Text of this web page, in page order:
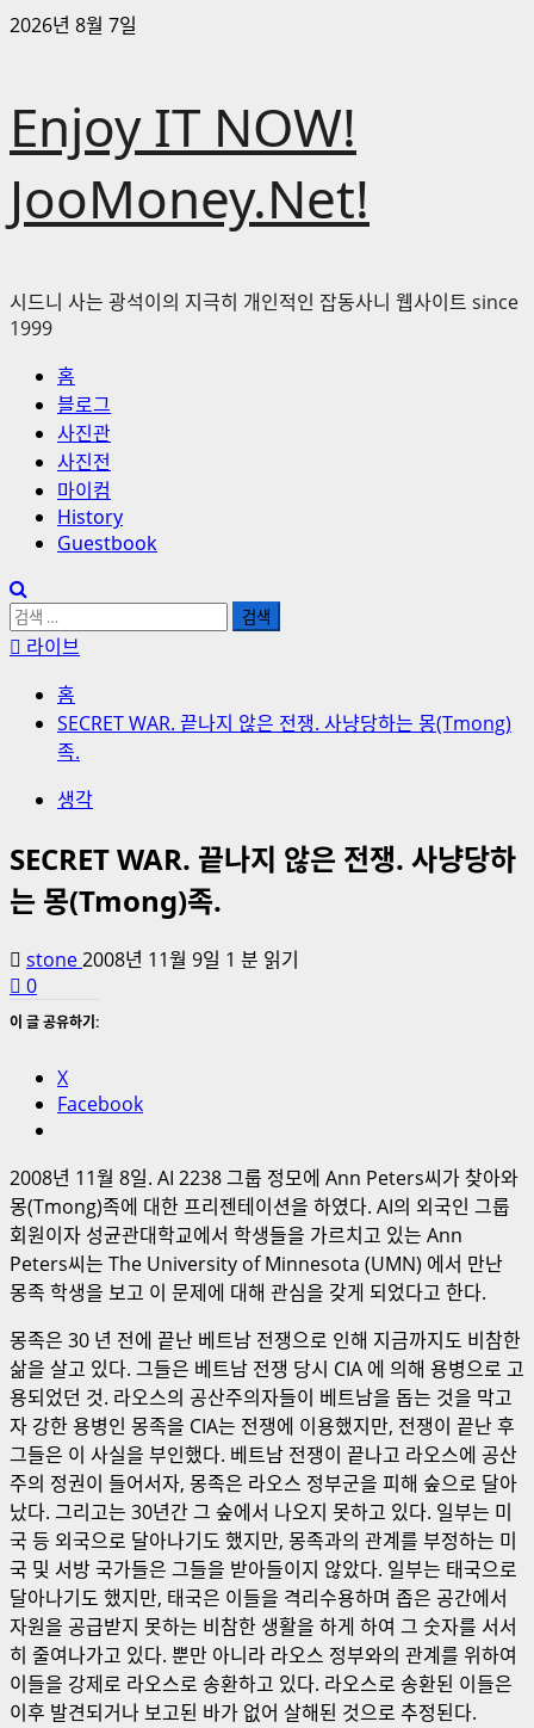
콘
로
바
기
2026년 8월 7일
Enjoy IT NOW!
JooMoney.Net!
시드니 사는 광석이의 지극히 개인적인 잡동사니 웹사이트 since
1999
홈
블로그
사진관
사진전
마이컴
History
Guestbook
검
색:라이브
홈
SECRET WAR. 끝나지 않은 전쟁. 사냥당하는 몽(Tmong)
족.
생각
SECRET WAR. 끝나지 않은 전쟁. 사냥당하
는 몽(Tmong)족.
stone2008년 11월 9일 1 분 읽기
0
이 글 공유하기:
X
Facebook
2008년 11월 8일. AI 2238 그룹 정모에 Ann Peters씨가 찾아와
몽(Tmong)족에 대한 프리젠테이션을 하였다. AI의 외국인 그룹
회원이자 성균관대학교에서 학생들을 가르치고 있는 Ann
Peters씨는 The University of Minnesota (UMN) 에서 만난
몽족 학생을 보고 이 문제에 대해 관심을 갖게 되었다고 한다.
몽족은 30 년 전에 끝난 베트남 전쟁으로 인해 지금까지도 비참한
삶을 살고 있다. 그들은 베트남 전쟁 당시 CIA 에 의해 용병으로 고
용되었던 것. 라오스의 공산주의자들이 베트남을 돕는 것을 막고
자 강한 용병인 몽족을 CIA는 전쟁에 이용했지만, 전쟁이 끝난 후
그들은 이 사실을 부인했다. 베트남 전쟁이 끝나고 라오스에 공산
주의 정권이 들어서자, 몽족은 라오스 정부군을 피해 숲으로 달아
났다. 그리고는 30년간 그 숲에서 나오지 못하고 있다. 일부는 미
국 등 외국으로 달아나기도 했지만, 몽족과의 관계를 부정하는 미
국 및 서방 국가들은 그들을 받아들이지 않았다. 일부는 태국으로
달아나기도 했지만, 태국은 이들을 격리수용하며 좁은 공간에서
자원을 공급받지 못하는 비참한 생활을 하게 하여 그 숫자를 서서
히 줄여나가고 있다. 뿐만 아니라 라오스 정부와의 관계를 위하여
이들을 강제로 라오스로 송환하고 있다. 라오스로 송환된 이들은
이후 발견되거나 보고된 바가 없어 살해된 것으로 추정된다.